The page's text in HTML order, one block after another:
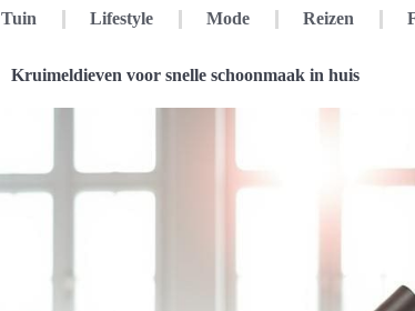
Tuin Lifestyle Mode Reizen
Kruimeldieven voor snelle schoonmaak in huis